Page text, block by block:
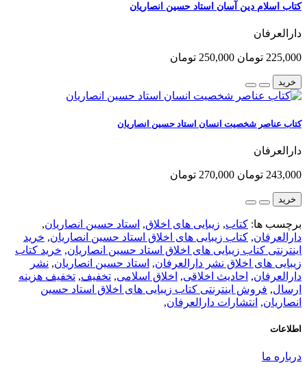
کتاب اسلام دین آسان استاد حسین انصاریان
دارالعرفان
225,000 تومان 250,000 تومان
خرید
کتاب عناصر شخصیت انسان استاد حسین انصاریان
دارالعرفان
243,000 تومان 270,000 تومان
خرید
برچسب ها: کتاب, زیبایی های اخلاق, استاد حسین انصاریان,
دارالعرفان, کتاب زیبایی های اخلاق استاد حسین انصاریان, خرید
اینترنتی کتاب زیبایی های اخلاق استاد حسین انصاریان, خرید کتاب
زیبایی های اخلاق نشر دارالعرفان, استاد حسین انصاریان, نشر
دارالعرفان, احادیث اخلاقی, اخلاق اسلامی, تخفیف, تخفیف هزینه
ارسال, فروش اینترنتی کتاب زیبایی های اخلاق استاد حسین
انصاریان, انتشارات دارالعرفان,
اطلاعات
درباره ما